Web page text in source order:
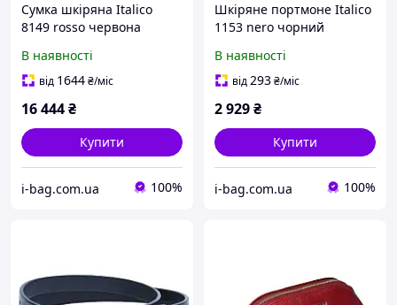
Сумка шкіряна Italico
8149 rosso червона
В наявності
від 1644₴/міс
16 444₴
Купити
i-bag.com.ua 100%
Шкіряне портмоне Italico
1153 nero чорний
В наявності
від293₴/міс
2 929₴
Купити
i-bag.com.ua 100%